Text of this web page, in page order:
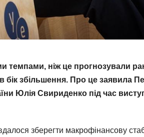
темпами, ніж це прогнозували
бік збільшення. Про це заявила
Юлія Свириденко під час
зберегти макрофінансову